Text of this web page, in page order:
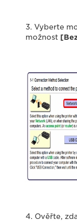
3. Vyberte
možnost
4. Ověřte,